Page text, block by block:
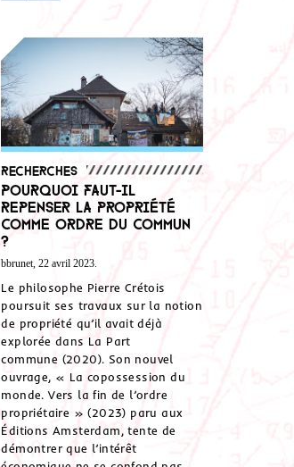
Recherches
Pourquoi faut-il
repenser la propriété
comme ordre du commun
?
bbrunet, 22 avril 2023.
Le philosophe Pierre Crétois
poursuit ses travaux sur la notion
de propriété qu’il avait déjà
explorée dans La Part
commune (2020). Son nouvel
ouvrage, « La copossession du
monde. Vers la fin de l’ordre
propriétaire » (2023) paru aux
Éditions Amsterdam, tente de
démontrer que l’intérêt